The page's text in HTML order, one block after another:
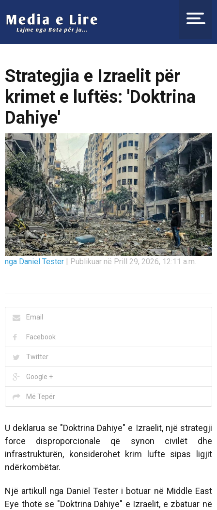
Strategjia e Izraelit për
krimet e luftës: 'Doktrina
Dahiye'
nga Daniel Tester | Publikuar në Prill 29, 2026, 12:11 a.m.
Email
Facebook
Twitter
Google +
Më Tepër
U deklarua se "Doktrina Dahiye" e Izraelit, një strategji
force disproporcionale që synon civilët dhe
infrastrukturën, konsiderohet krim lufte sipas ligjit
ndërkombëtar.
Një artikull nga Daniel Tester i botuar në Middle East
Eye thotë se "Doktrina Dahiye" e Izraelit, e zbatuar në